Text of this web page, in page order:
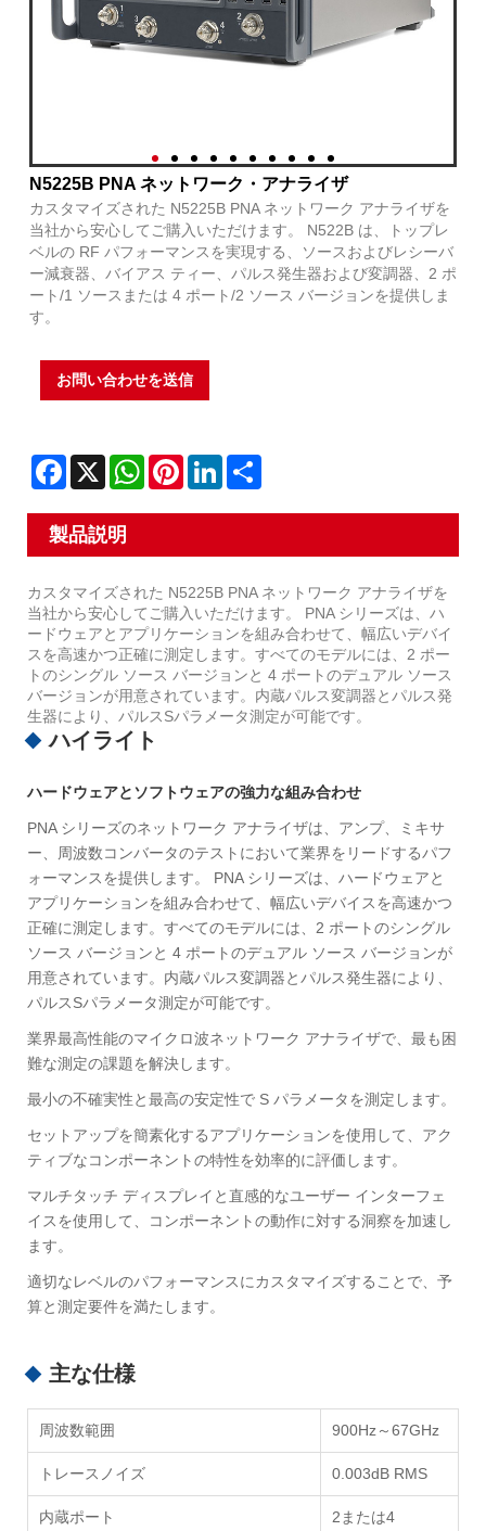
N5225B PNA ネットワーク・アナライザ
カスタマイズされた N5225B PNA ネットワーク アナライザを
当社から安心してご購入いただけます。 N522B は、トップレ
ベルの RF パフォーマンスを実現する、ソースおよびレシーバ
ー減衰器、バイアス ティー、パルス発生器および変調器、2 ポ
ート/1 ソースまたは 4 ポート/2 ソース バージョンを提供しま
す。
お問い合わせを送信
Facebook
X WhatsAppPinterestLinkedIn
製品説明
カスタマイズされた N5225B PNA ネットワーク アナライザを
当社から安心してご購入いただけます。 PNA シリーズは、ハ
ードウェアとアプリケーションを組み合わせて、幅広いデバイ
スを高速かつ正確に測定します。すべてのモデルには、2 ポー
トのシングル ソース バージョンと 4 ポートのデュアル ソース
バージョンが用意されています。内蔵パルス変調器とパルス発
生器により、パルスSパラメータ測定が可能です。
ハイライト
ハードウェアとソフトウェアの強力な組み合わせ
PNA シリーズのネットワーク アナライザは、アンプ、ミキサ
ー、周波数コンバータのテストにおいて業界をリードするパフ
ォーマンスを提供します。 PNA シリーズは、ハードウェアと
アプリケーションを組み合わせて、幅広いデバイスを高速かつ
正確に測定します。すべてのモデルには、2 ポートのシングル
ソース バージョンと 4 ポートのデュアル ソース バージョンが
用意されています。内蔵パルス変調器とパルス発生器により、
パルスSパラメータ測定が可能です。
業界最高性能のマイクロ波ネットワーク アナライザで、最も困
難な測定の課題を解決します。
最小の不確実性と最高の安定性で S パラメータを測定します。
セットアップを簡素化するアプリケーションを使用して、アク
ティブなコンポーネントの特性を効率的に評価します。
マルチタッチ ディスプレイと直感的なユーザー インターフェ
イスを使用して、コンポーネントの動作に対する洞察を加速し
ます。
適切なレベルのパフォーマンスにカスタマイズすることで、予
算と測定要件を満たします。
主な仕様
周波数範囲 900Hz～67GHz
トレースノイズ 0.003dB RMS
内蔵ポート 2または4